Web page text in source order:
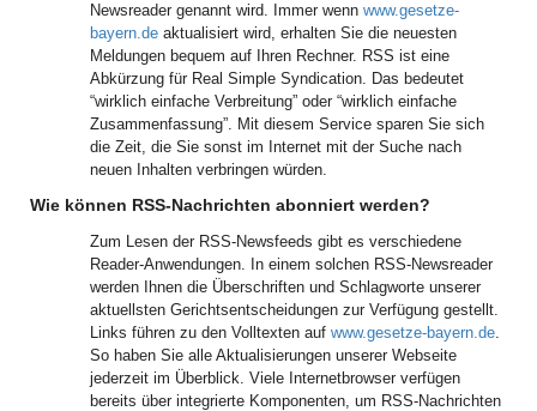
Newsreader genannt wird. Immer wenn www.gesetze-
bayern.de aktualisiert wird, erhalten Sie die neuesten
Meldungen bequem auf Ihren Rechner. RSS ist eine
Abkürzung für Real Simple Syndication. Das bedeutet
“wirklich einfache Verbreitung” oder “wirklich einfache
Zusammenfassung”. Mit diesem Service sparen Sie sich
die Zeit, die Sie sonst im Internet mit der Suche nach
neuen Inhalten verbringen würden.
Wie können RSS-Nachrichten abonniert werden?
Zum Lesen der RSS-Newsfeeds gibt es verschiedene
Reader-Anwendungen. In einem solchen RSS-Newsreader
werden Ihnen die Überschriften und Schlagworte unserer
aktuellsten Gerichtsentscheidungen zur Verfügung gestellt.
Links führen zu den Volltexten auf www.gesetze-bayern.de.
So haben Sie alle Aktualisierungen unserer Webseite
jederzeit im Überblick. Viele Internetbrowser verfügen
bereits über integrierte Komponenten, um RSS-Nachrichten